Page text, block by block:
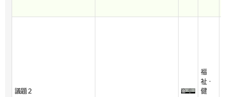
議題２
福
祉・
健